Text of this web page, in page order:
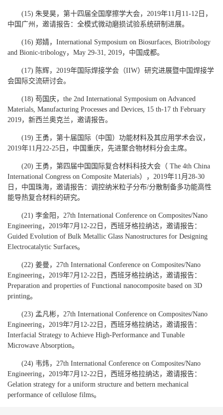
(15) 朱旻昊，第十四届全国摩擦学大会，2019年11月11-12日，
中国广州，邀请报告：全模式微动磨损试验系统研制进展。
(16) 郑婧，International Symposium on Biosurfaces, Biotribology
and Bionic-tribology，May 29-31, 2019，中国成都。
(17) 陈辉，2019年国际焊接学会（IIW）研究进展暨中国焊接学
会国际交流研讨会。
(18) 苟国庆，the 2nd International Symposium on Advanced
Materials, Manufacturing Processes and Devices, 15 th-17 th February
2019，新西兰奥克兰，邀请报告。
(19) 王勇，第十届国际（中国）功能材料及其应用学术会议，
2019年11月22-25日，中国重庆，先进聚合物材料分会主席。
(20) 王勇，第四届中国国际复合材料科技大会（ The 4th China
International Congress on Composite Materials），2019年11月28-30
日，中国珠海，邀请报告：调控纳米粒子分布/分散制备多功能高性
能导热复合材料的研究。
(21) 李金阳，27th International Conference on Composites/Nano
Engineering，2019年7月12-22日，西班牙格拉纳达，邀请报告：
Guided Evolution of Bulk Metallic Glass Nanostructures for Designing
Electrocatalytic Surfaces。
(22) 姜曼，27th International Conference on Composites/Nano
Engineering，2019年7月12-22日，西班牙格拉纳达，邀请报告：
Preparation and properties of Functional nanocomposite based on 3D
printing。
(23) 孟凡彬，27th International Conference on Composites/Nano
Engineering，2019年7月12-22日，西班牙格拉纳达，邀请报告：
Interfacial Strategy to Achieve High-Performance and Tunable
Microwave Absorption。
(24) 韦炜，27th International Conference on Composites/Nano
Engineering，2019年7月12-22日，西班牙格拉纳达，邀请报告：
Gelation strategy for a uniform structure and bettern mechanical
performance of cellulose films。